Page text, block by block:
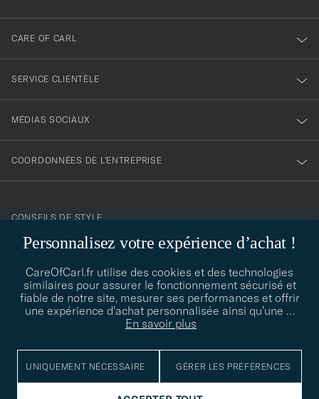
Personnalisez votre expérience d’achat !
CareOfCarl.fr utilise des cookies et des technologies
similaires pour assurer le fonctionnement sécurisé et
fiable de notre site, mesurer ses performances et offrir
une expérience d’achat personnalisée ainsi qu’une …
En savoir plus
UNIQUEMENT NÉCESSAIRE GÉRER LES PRÉFÉRENCES
CARE OF CARL
SERVICE CLIENTÈLE
MÉDIAS SOCIAUX
COORDONNÉES DE L'ENTREPRISE
CONSEILS DE STYLE
Besoin d'aide pour trouver votre style ? Laissez-nous vous guider,
CONSEILS DE STYLE
© Care of Carl 2026